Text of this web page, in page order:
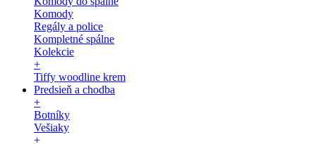
Komody
Regály a police
Kompletné spálne
Kolekcie
+
Tiffy woodline krem
Predsieň a chodba
+
Botníky
Vešiaky
+